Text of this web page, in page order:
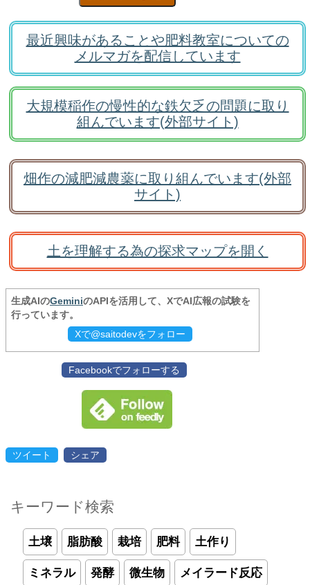
最近興味があることや肥料教室についての
メルマガを配信しています
大規模稲作の慢性的な鉄欠乏の問題に取り
組んでいます(外部サイト)
畑作の減肥減農薬に取り組んでいます(外部
サイト)
土を理解する為の探求マップを開く
生成AIのGeminiのAPIを活用して、XでAI広報の試験を
行っています。
Xで@saitodevをフォロー
Facebookでフォローする
ツイート シェア
キーワード検索
土壌 脂肪酸 栽培 肥料 土作り
ミネラル 発酵 微生物 メイラード反応